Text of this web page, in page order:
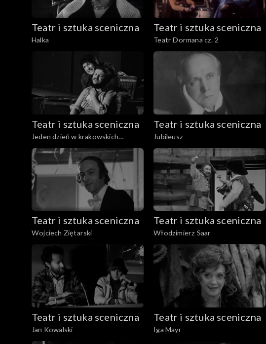
Teatr i sztuka sceniczna
Halka
Teatr i sztuka sceniczna
Teatr Dormana cz. 2
Teatr i sztuka sceniczna
Jeden dzień w krakowskich
teatrach
Teatr i sztuka sceniczna
Jubileusz
Teatr i sztuka sceniczna
Wojciech Ziętarski
Teatr i sztuka sceniczna
Włodzimierz Saar
Teatr i sztuka sceniczna
Jan Kowalski
Teatr i sztuka sceniczna
Iga Mayr